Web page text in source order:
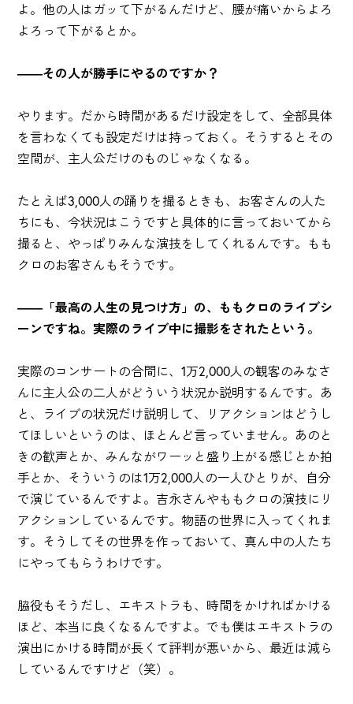
よ。他の人はガッて下がるんだけど、腰が痛いからよろ
よろって下がるとか。
――その人が勝手にやるのですか？
やります。だから時間があるだけ設定をして、全部具体
を言わなくても設定だけは持っておく。そうするとその
空間が、主人公だけのものじゃなくなる。
たとえば3,000人の踊りを撮るときも、お客さんの人た
ちにも、今状況はこうですと具体的に言っておいてから
撮ると、やっぱりみんな演技をしてくれるんです。もも
クロのお客さんもそうです。
――「最高の人生の見つけ方」の、ももクロのライブシ
ーンですね。実際のライブ中に撮影をされたという。
実際のコンサートの合間に、1万2,000人の観客のみなさ
んに主人公の二人がどういう状況か説明するんです。あ
と、ライブの状況だけ説明して、リアクションはどうし
てほしいというのは、ほとんど言っていません。あのと
きの歓声とか、みんながワーッと盛り上がる感じとか拍
手とか、そういうのは1万2,000人の一人ひとりが、自分
で演じているんですよ。吉永さんやももクロの演技にリ
アクションしているんです。物語の世界に入ってくれま
す。そうしてその世界を作っておいて、真ん中の人たち
にやってもらうわけです。
脇役もそうだし、エキストラも、時間をかければかける
ほど、本当に良くなるんですよ。でも僕はエキストラの
演出にかける時間が長くて評判が悪いから、最近は減ら
しているんですけど（笑）。